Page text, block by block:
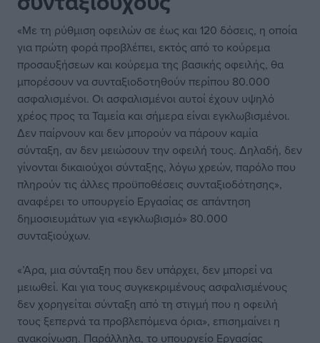
«Με τη ρύθμιση οφειλών σε έως και 120 δόσεις, η οποία
για πρώτη φορά προβλέπει, εκτός από το κούρεμα
προσαυξήσεων και κούρεμα της βασικής οφειλής, θα
μπορέσουν να συνταξιοδοτηθούν περίπου 80.000
ασφαλισμένοι. Οι ασφαλισμένοι αυτοί έχουν υψηλό
χρέος προς τα Ταμεία και σήμερα είναι εγκλωβισμένοι.
Δεν παίρνουν και δεν μπορούν να πάρουν καμία
σύνταξη, αν δεν μειώσουν την οφειλή τους. Δηλαδή, δεν
γίνονται δικαιούχοι σύνταξης, λόγω χρεών, παρόλο που
πληρούν τις άλλες προϋποθέσεις συνταξιοδότησης»,
αναφέρει το υπουργείο Εργασίας σε απάντηση
δημοσιευμάτων για «εγκλωβισμό» 80.000
συνταξιούχων.
«’Αρα, μια σύνταξη που δεν υπάρχει, δεν μπορεί να
μειωθεί. Και για τους συγκεκριμένους ασφαλισμένους
δεν χορηγείται σύνταξη από τη στιγμή που η οφειλή
τους ξεπερνά τα προβλεπόμενα όρια», επισημαίνει η
ανακοίνωση. Παράλληλα, το υπουργείο Εργασίας